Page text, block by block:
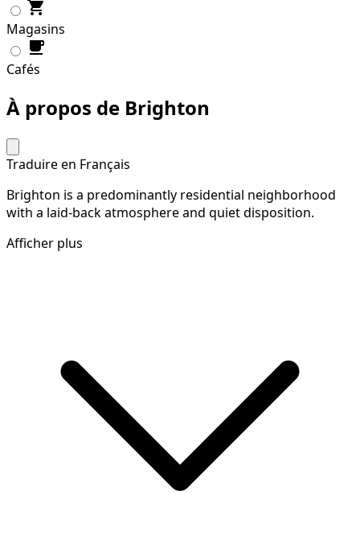
Magasins
Cafés
À propos de Brighton
Traduire en Français
Brighton is a predominantly residential neighborhood
with a laid-back atmosphere and quiet disposition.
Afficher plus